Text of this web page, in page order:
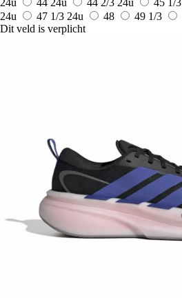
24u
44 24u 44 2/3 24u 45 1/3
24u
47 1/3 24u 48 49 1/3
Dit veld is verplicht